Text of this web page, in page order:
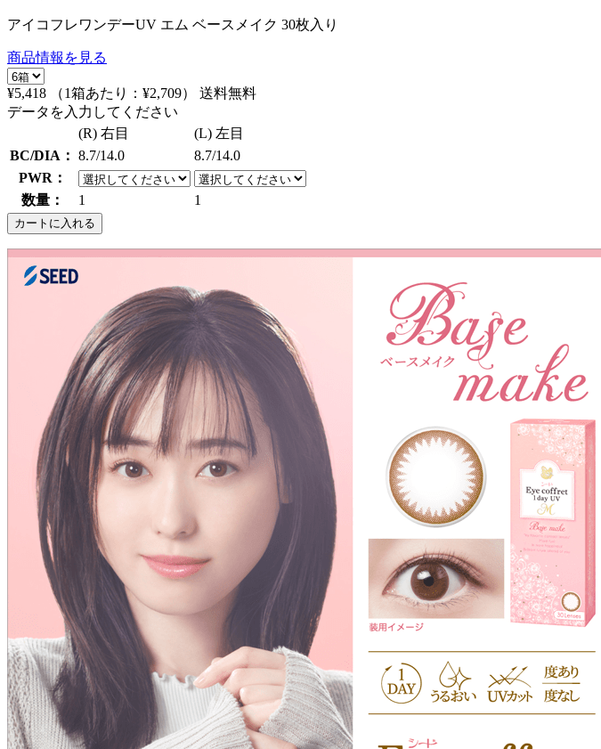
アイコフレワンデーUV エム ベースメイク 30枚入り
商品情報を見る
¥5,418 （1箱あたり： ¥2,709）
送料無料
データを入力してください
(R) 右目
(L) 左目
BC/DIA： 8.7/14.0
8.7/14.0
PWR：
数量：
1 1
カートに入れる